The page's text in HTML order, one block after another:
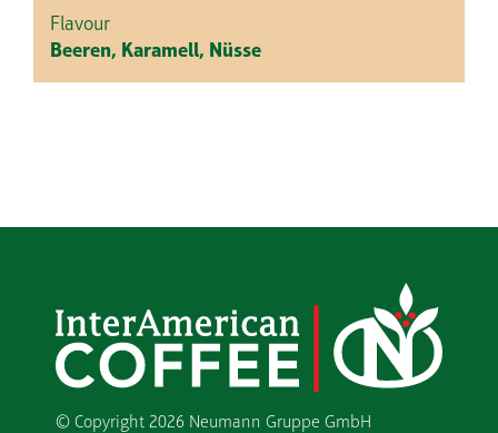
Flavour
Beeren, Karamell, Nüsse
© Copyright 2026 Neumann Gruppe GmbH